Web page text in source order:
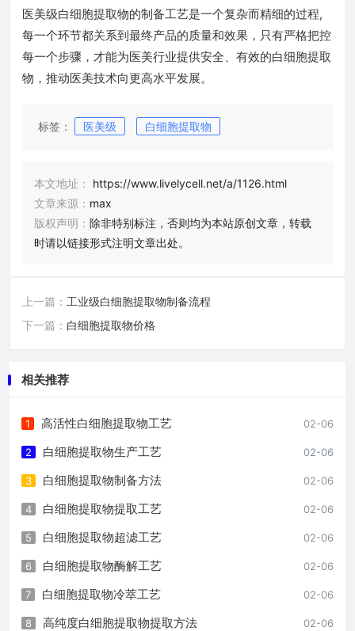
医美级白细胞提取物的制备工艺是一个复杂而精细的过程,
每一个环节都关系到最终产品的质量和效果，只有严格把控
每一个步骤，才能为医美行业提供安全、有效的白细胞提取
物，推动医美技术向更高水平发展。
标签： 医美级 白细胞提取物
本文地址：
https://www.livelycell.net/a/1126.html
文章来源： max
版权声明： 除非特别标注，否则均为本站原创文章，转载
时请以链接形式注明文章出处。
上一篇： 工业级白细胞提取物制备流程
下一篇： 白细胞提取物价格
相关推荐
02-06
1 高活性白细胞提取物工艺
02-06
2 白细胞提取物生产工艺
02-06
3 白细胞提取物制备方法
02-06
4 白细胞提取物提取工艺
02-06
5 白细胞提取物超滤工艺
02-06
6 白细胞提取物酶解工艺
02-06
7 白细胞提取物冷萃工艺
02-06
8 高纯度白细胞提取物提取方法